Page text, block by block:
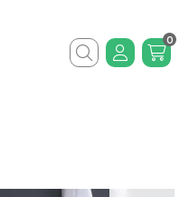
Buscar
0